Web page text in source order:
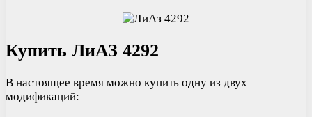
Купить ЛиАЗ 4292
В настоящее время можно купить одну из двух
модификаций: